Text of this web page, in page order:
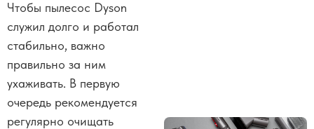
Чтобы пылесос Dyson
служил долго и работал
стабильно, важно
правильно за ним
ухаживать. В первую
очередь рекомендуется
регулярно очищать